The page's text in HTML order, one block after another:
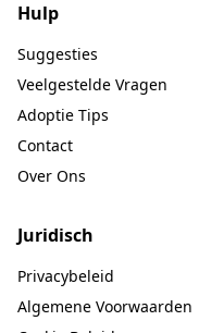
Hulp
Suggesties
Veelgestelde Vragen
Adoptie Tips
Contact
Over Ons
Juridisch
Privacybeleid
Algemene Voorwaarden